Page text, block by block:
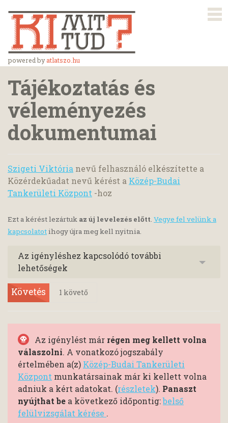
powered byatlatszo.hu
Tájékoztatás és
véleményezés
dokumentumai
Szigeti Viktória nevű felhasználó elkészítette a
Közérdekűadat nevű kérést a Közép-Budai
Tankerületi Központ -hoz
Ezt a kérést lezártuk az új levelezés előtt. Vegye fel velünk a
kapcsolatotihogy újra meg kell nyitnia.
Az igényléshez kapcsolódó további
lehetőségek
Követés 1 követő
Az igénylést már régen meg kellett volna
válaszolni. A vonatkozó jogszabály
értelmében a(z) Közép-Budai Tankerületi
Központ munkatársainak már ki kellett volna
adniuk a kért adatokat. (részletek). Panaszt
nyújthat be a következő időpontig:belső
felülvizsgálat kérése .